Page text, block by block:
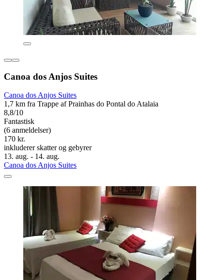
Canoa dos Anjos Suites
Canoa dos Anjos Suites
1,7 km fra Trappe af Prainhas do Pontal do Atalaia
8,8/10
Fantastisk
(6 anmeldelser)
170 kr.
inkluderer skatter og gebyrer
13. aug. - 14. aug.
Canoa dos Anjos Suites